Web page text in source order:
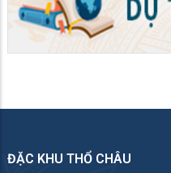
ĐẶC KHU THỔ CHÂU